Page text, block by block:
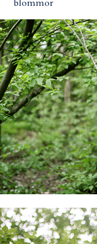
blommor